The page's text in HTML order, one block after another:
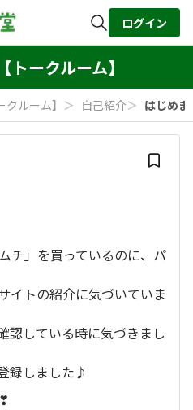
検索
ログイン
ークルーム】
ルーム】 ＞ 自己紹介＞ はじめ
チ」を買っているのに、パ
イトの紹介に気づいていま
認している時に気づきまし
録しました♪